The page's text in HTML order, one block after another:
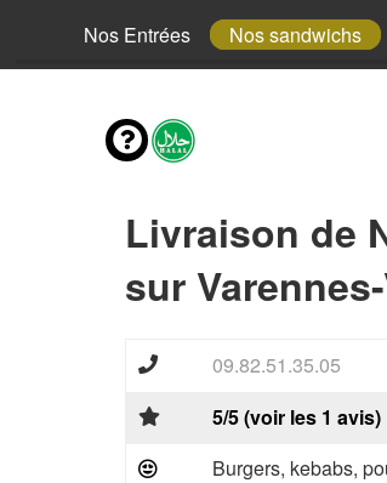
Nos Entrées Nos sandwichs
Livraison de
sur
09.82.51.35.05
5/5 (voir les 1 avis)
Burgers, kebabs,